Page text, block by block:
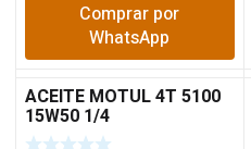
Comprar por
WhatsApp
ACEITE MOTUL 4T 5100
15W50 1/4